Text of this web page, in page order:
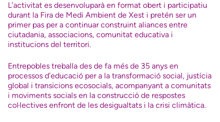
L’activitat es desenvoluparà en format obert i participatiu
durant la Fira de Medi Ambient de Xest i pretén ser un
primer pas per a continuar construint aliances entre
ciutadania, associacions, comunitat educativa i
institucions del territori.
Entrepobles treballa des de fa més de 35 anys en
processos d’educació per a la transformació social, justícia
global i transicions ecosocials, acompanyant a comunitats
i moviments socials en la construcció de respostes
col·lectives enfront de les desigualtats i la crisi climàtica.